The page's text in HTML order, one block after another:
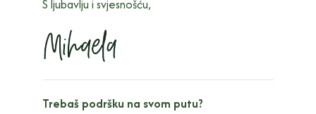
S ljubavlju i svjesnošću,
Trebaš podršku na svom putu?